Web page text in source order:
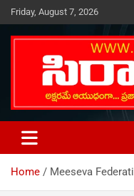
Skip
to
content
Friday, August 7, 2026
SIRA NEWS
Home Meeseva